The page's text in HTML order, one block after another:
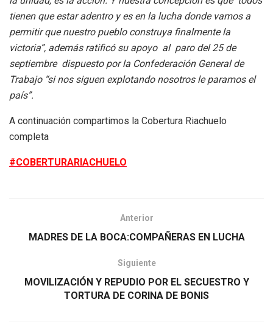
tienen que estar adentro y es en la lucha donde vamos a
permitir que nuestro pueblo construya finalmente la
victoria”, además ratificó su apoyo al paro del 25 de
septiembre dispuesto por la Confederación General de
Trabajo “si nos siguen explotando nosotros le paramos el
país”.
A continuación compartimos la Cobertura Riachuelo
completa
#COBERTURARIACHUELO
Anterior
MADRES DE LA BOCA:COMPAÑERAS EN LUCHA
Siguiente
MOVILIZACIÓN Y REPUDIO POR EL SECUESTRO Y
TORTURA DE CORINA DE BONIS